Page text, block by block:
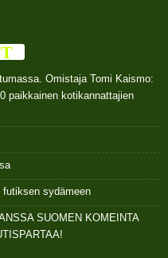
Omistaja Tomi Kaismo:
paikkainen kotikannattajien
sydämeen
SUOMEN KOMEINTA